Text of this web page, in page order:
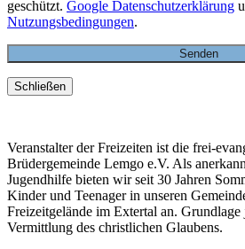
geschützt. Google Datenschutzerklärung
Nutzungsbedingungen.
Schließen
Veranstalter der Freizeiten ist die frei-
Brüdergemeinde Lemgo e.V. Als
Jugendhilfe bieten wir seit 30 Jahren
Kinder und Teenager in unseren
Freizeitgelände im Extertal an.
Vermittlung des christlichen Glaubens.